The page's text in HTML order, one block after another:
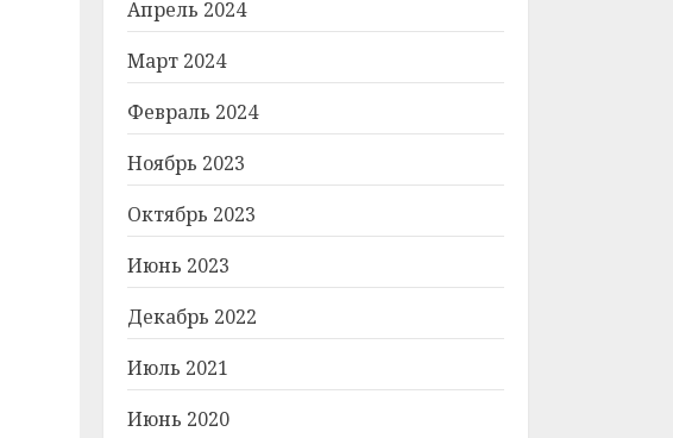
Апрель 2024
Март 2024
Февраль 2024
Ноябрь 2023
Октябрь 2023
Июнь 2023
Декабрь 2022
Июль 2021
Июнь 2020